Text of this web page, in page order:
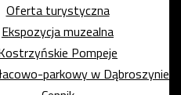
Oferta turystyczna
Ekspozycja muzealna
Pompeje
parkowy w Dąbroszynie